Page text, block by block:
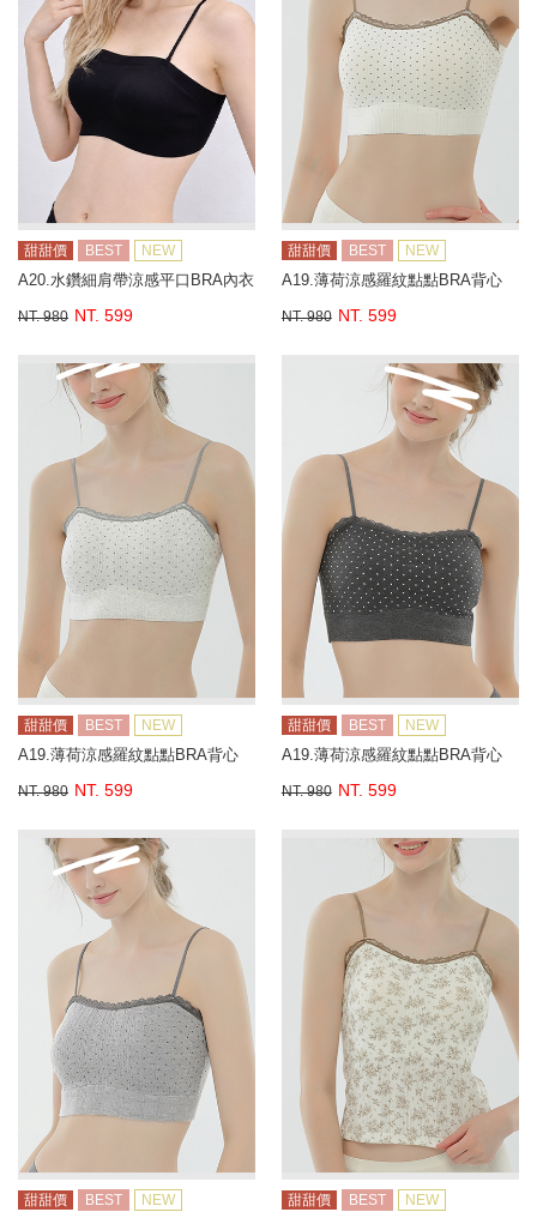
甜甜價 BEST NEW
A20.水鑽細肩帶涼感平口BRA內衣
NT. 980 NT. 599
甜甜價 BEST NEW
A19.薄荷涼感羅紋點點BRA背心
NT. 980 NT. 599
甜甜價 BEST NEW
A19.薄荷涼感羅紋點點BRA背心
NT. 980 NT. 599
甜甜價 BEST NEW
A19.薄荷涼感羅紋點點BRA背心
NT. 980 NT. 599
甜甜價 BEST NEW 甜甜價 BEST NEW